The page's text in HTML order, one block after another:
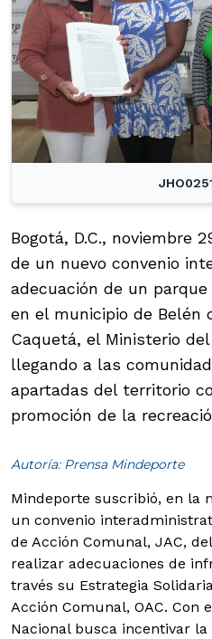
Bogotá, D.C., noviembre
de un nuevo convenio
adecuación de un
en el municipio de Belén
Caquetá, el Ministerio
llegando a las
apartadas del territorio
promoción de la
Autoría: Prensa Mindeporte
Mindeporte suscribió, en la
un convenio
de Acción Comunal, JAC,
realizar adecuaciones de
través su Estrategia
Acción Comunal, OAC. Con
Nacional busca incentivar